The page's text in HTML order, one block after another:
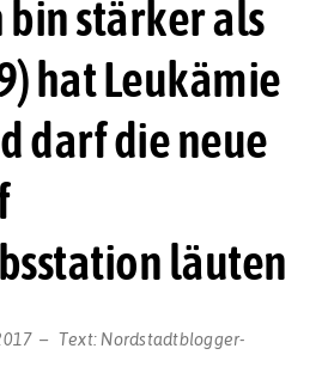
bin stärker als
hat Leukämie
darf die neue
läuten
Text: Nordstadtblogger-